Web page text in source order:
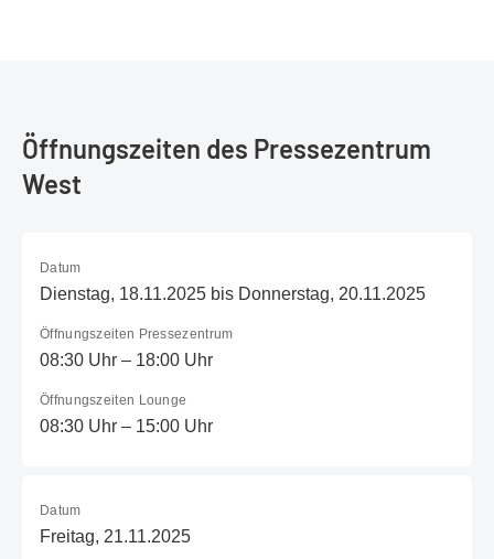
Öffnungszeiten des Pressezentrum
West
Datum
Dienstag, 18.11.2025 bis Donnerstag, 20.11.2025
Öffnungszeiten Pressezentrum
08:30 Uhr – 18:00 Uhr
Öffnungszeiten Lounge
08:30 Uhr – 15:00 Uhr
Datum
Freitag, 21.11.2025